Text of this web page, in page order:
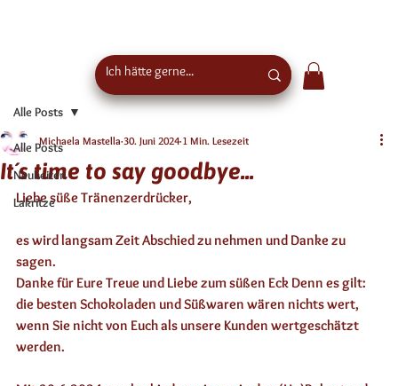
Alle Posts
Neuheiten
Lakritze
Alle Posts
It´s time to say goodbye...
Michaela Mastella 30. Juni 2024 1 Min. Lesezeit
Liebe süße Tränenzerdrücker,
es wird langsam Zeit Abschied zu nehmen und Danke zu
sagen.
Danke für Eure Treue und Liebe zum süßen Eck Denn es gilt:
die besten Schokoladen und Süßwaren wären nichts wert,
wenn Sie nicht von Euch als unsere Kunden wertgeschätzt
werden.